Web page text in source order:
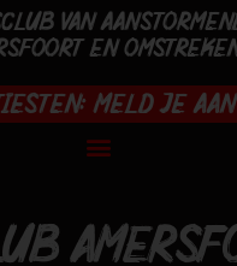
VAN
EN
MELD JE AAN